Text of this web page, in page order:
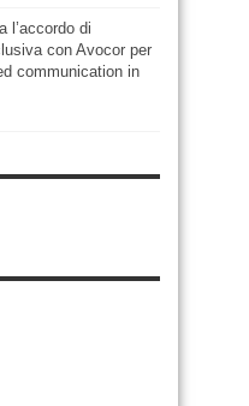
l’accordo di
con Avocor per
communication in